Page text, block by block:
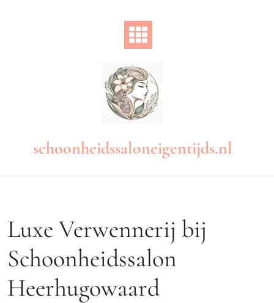
schoonheidssaloneigentijds.nl
Luxe Verwennerij bij
Schoonheidssalon
Heerhugowaard